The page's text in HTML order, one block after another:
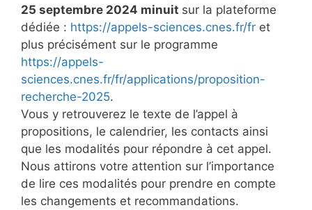
25 septembre 2024 minuit sur la plateforme
dédiée : https://appels-sciences.cnes.fr/fr et
plus précisément sur le programme
https://appels-
sciences.cnes.fr/fr/applications/proposition-
recherche-2025.
Vous y retrouverez le texte de l’appel à
propositions, le calendrier, les contacts ainsi
que les modalités pour répondre à cet appel.
Nous attirons votre attention sur l’importance
de lire ces modalités pour prendre en compte
les changements et recommandations.